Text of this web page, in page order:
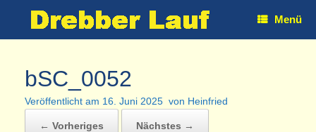
Menü
bSC_0052
Veröffentlicht am 16. Juni 2025 von Heinfried
← Vorheriges Nächstes →